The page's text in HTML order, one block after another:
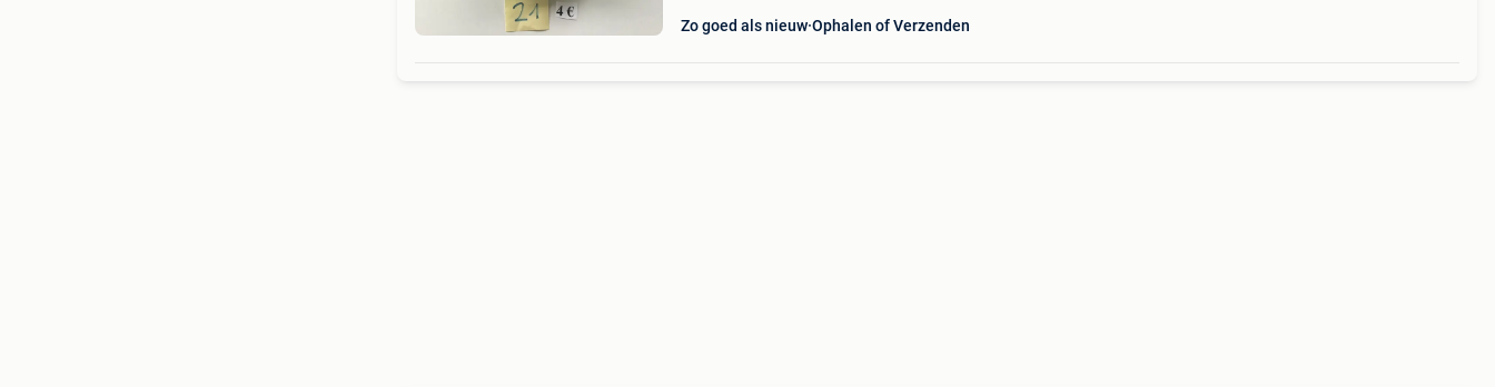
Zo goed als nieuw Ophalen of Verzenden